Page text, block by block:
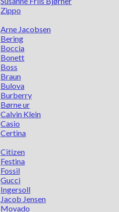
Zippo
Arne Jacobsen
Bering
Boccia
Bonett
Boss
Braun
Bulova
Burberry
Børne ur
Calvin Klein
Casio
Certina
Citizen
Festina
Fossil
Gucci
Ingersoll
Jacob Jensen
Movado